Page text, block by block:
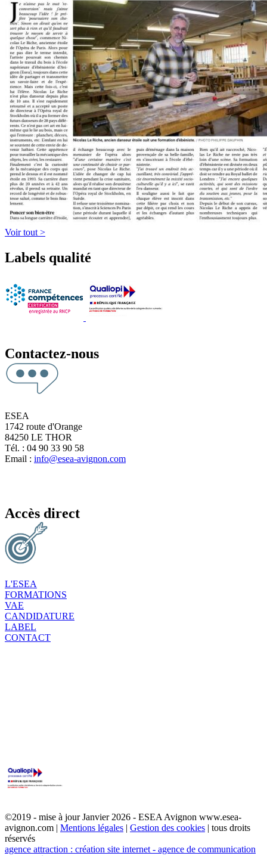
Voir tout >
Labels qualité
Contactez-nous
ESEA
1742 route d'Orange
84250 LE THOR
Tél. : 04 90 33 90 58
Email : info@esea-avignon.com
Accès direct
L'ESEA
FORMATIONS
VAE
CANDIDATURE
LABEL
CONTACT
©2019 - mise à jour Janvier 2026 - ESEA Avignon www.esea-
avignon.com | Mentions légales | Gestion des cookies | tous droits
réservés
agence attraction : création site internet - agence de communication